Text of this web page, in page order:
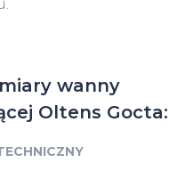
wanny
Oltens Gocta: